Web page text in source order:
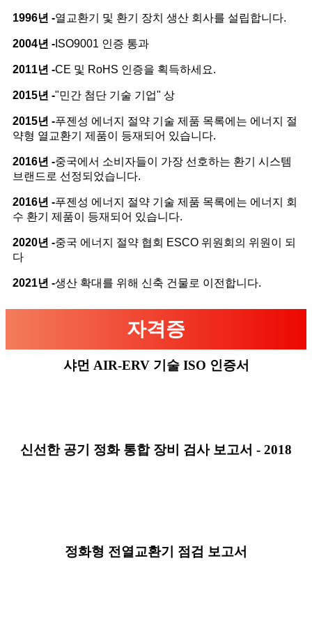
1996년 -열교환기 및 환기 장치 생산 회사를 설립합니다.
2004년 - ISO9001 인증 통과
2011년 -CE 및 RoHS 인증을 획득하세요.
2015년 -"민간 첨단 기술 기업" 상
2015년 -푸젠성 에너지 절약 기술 제품 목록에는 에너지 절
약형 열교환기 제품이 등재되어 있습니다.
2016년 -중국에서 소비자들이 가장 선호하는 환기 시스템
브랜드로 선정되었습니다.
2016년 -푸젠성 에너지 절약 기술 제품 목록에는 에너지 회
수 환기 제품이 등재되어 있습니다.
2020년 -중국 에너지 절약 협회 ESCO 위원회의 위원이 되
다
2021년 -생산 확대를 위해 신축 건물로 이전합니다.
자격증
샤먼 AIR-ERV 기술 ISO 인증서
신선한 공기 정화 통합 장비 검사 보고서 - 2018
정화형 전열교환기 점검 보고서